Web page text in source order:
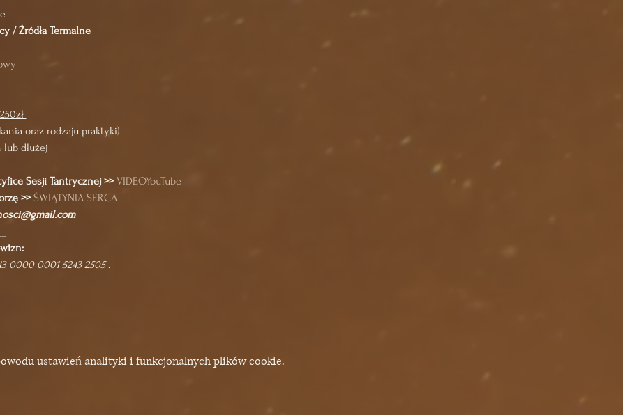
/ Źródła Termalne
oraz rodzaju praktyki).
lub dłużej
Sesji Tantrycznej >> VIDEOYouTube
>> ŚWIĄTYNIA SERCA
0000 0001 5243 2505 .
ustawień analityki i funkcjonalnych plików cookie.